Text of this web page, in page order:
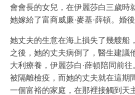
會會長的女兒，在伊麗莎白三歲時
她嫁給了富商威廉·麥基·薛頓。婚
她丈夫的生意在海上損失了幾艘船
之後，她的丈夫病倒了，醫生建議
大利療養，伊麗莎白·薛頓陪同前
被隔離檢疫，而她的丈夫就在這期
一個富裕的家庭，在那裡接觸到天